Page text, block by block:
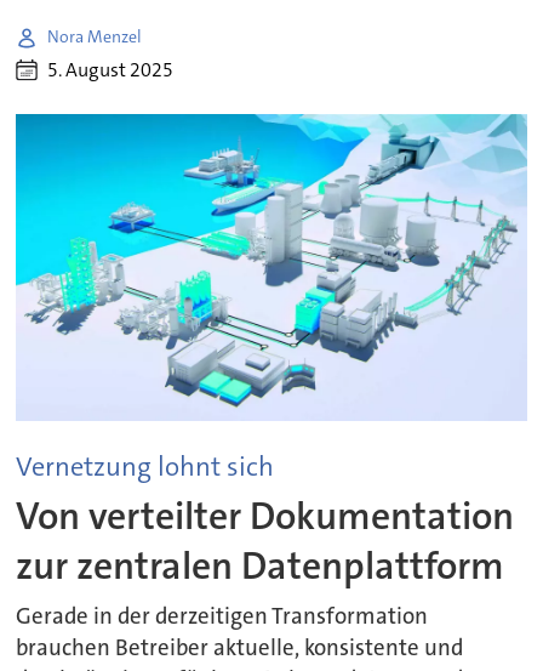
Nora Menzel
5. August 2025
Vernetzung lohnt sich
Von verteilter Dokumentation
zur zentralen Datenplattform
Gerade in der derzeitigen Transformation
brauchen Betreiber aktuelle, konsistente und